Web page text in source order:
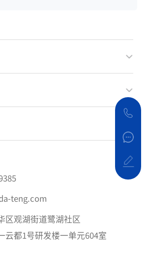
teng.com
区观湖街道鹭湖社区
云都1号研发楼一单元604室